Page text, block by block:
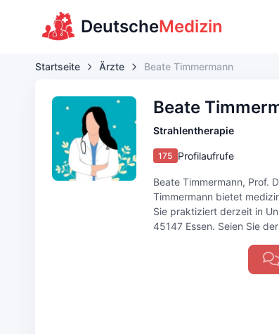
DeutscheMedizin
Startseite Ärzte Beate Timmermann
Beate
Strahlentherapie
175 Profilaufrufe
Beate Timmermann, Prof.
Timmermann bietet
Sie praktiziert derzeit in
45147 Essen. Seien Sie